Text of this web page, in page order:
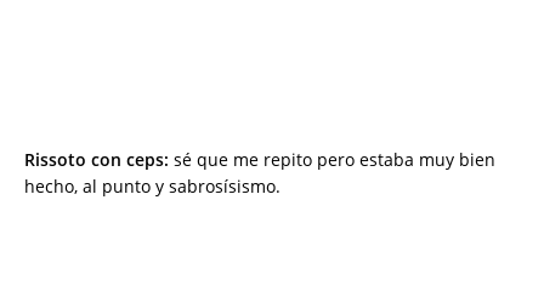
Rissoto con ceps: sé que me repito pero estaba muy bien
hecho, al punto y sabrosísismo.